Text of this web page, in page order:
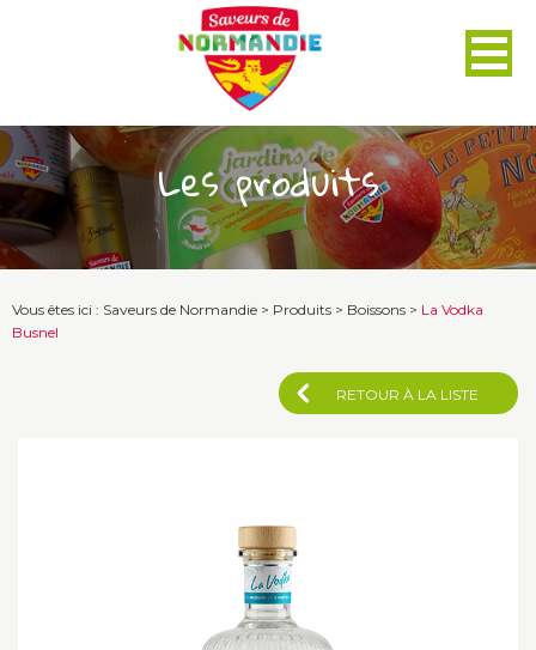
Les produits
Vous êtes ici : Saveurs de Normandie > Produits > Boissons > La Vodka
Busnel
RETOUR À LA LISTE
Panneau de gestion des cookies